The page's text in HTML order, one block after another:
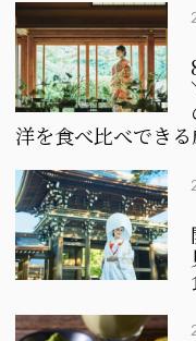
洋を食べ比べでき